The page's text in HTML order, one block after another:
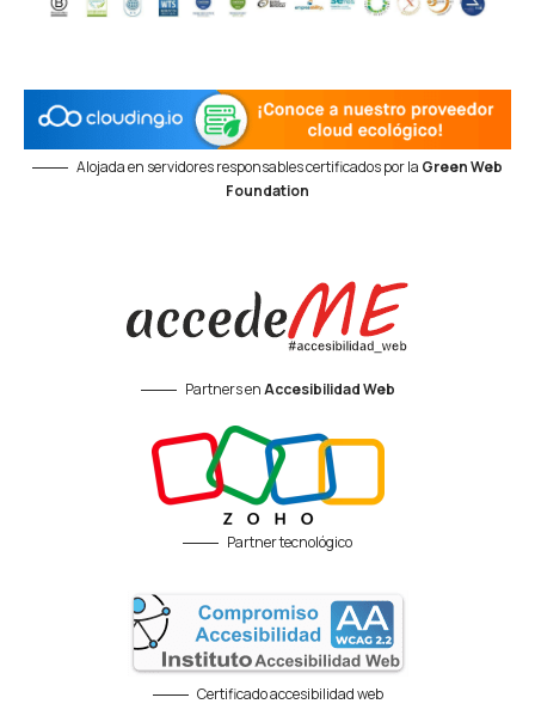
Alojada en servidores responsables certificados por la Green Web
Foundation
Partners enAccesibilidad Web
Partner tecnológico
Certificado accesibilidad web